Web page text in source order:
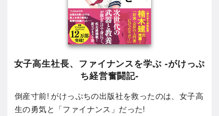
女子高生社長、ファイナンスを学ぶ -がけっぷ
ち経営奮闘記-
倒産寸前! がけっぷちの出版社を救ったのは、女子高
生の勇気と「ファイナンス」だった!